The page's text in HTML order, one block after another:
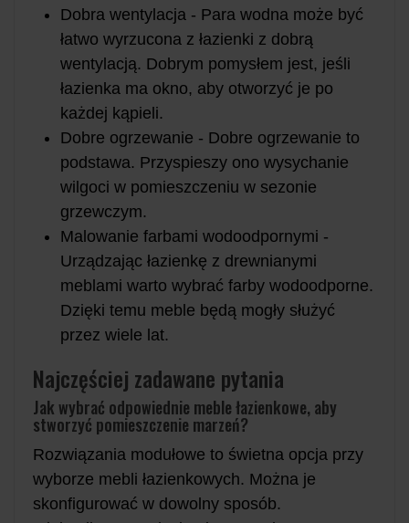
Dobra wentylacja - Para wodna może być
łatwo wyrzucona z łazienki z dobrą
wentylacją. Dobrym pomysłem jest, jeśli
łazienka ma okno, aby otworzyć je po
każdej kąpieli.
Dobre ogrzewanie - Dobre ogrzewanie to
podstawa. Przyspieszy ono wysychanie
wilgoci w pomieszczeniu w sezonie
grzewczym.
Malowanie farbami wodoodpornymi -
Urządzając łazienkę z drewnianymi
meblami warto wybrać farby wodoodporne.
Dzięki temu meble będą mogły służyć
przez wiele lat.
Najczęściej zadawane pytania
Jak wybrać odpowiednie meble łazienkowe, aby
stworzyć pomieszczenie marzeń?
Rozwiązania modułowe to świetna opcja przy
wyborze mebli łazienkowych. Można je
skonfigurować w dowolny sposób.